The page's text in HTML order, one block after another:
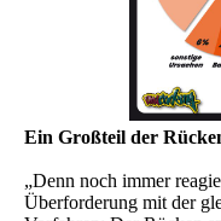
Ein Großteil der
„Denn noch immer
Überforderung mit der